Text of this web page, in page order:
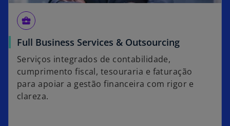
business_center
Full Business Services & Outsourcing
Serviços integrados de contabilidade,
cumprimento fiscal, tesouraria e faturação
para apoiar a gestão financeira com rigor e
clareza.